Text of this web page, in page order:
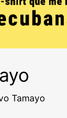
Tamayo